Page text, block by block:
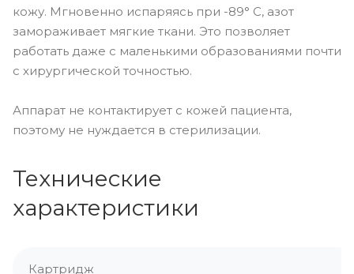
кожу. Мгновенно испаряясь при -89° C, азот
замораживает мягкие ткани. Это позволяет
работать даже с маленькими образованиями почти
с хирургической точностью.
Аппарат не контактирует с кожей пациента,
поэтому не нуждается в стерилизации.
Технические
характеристики
Картридж